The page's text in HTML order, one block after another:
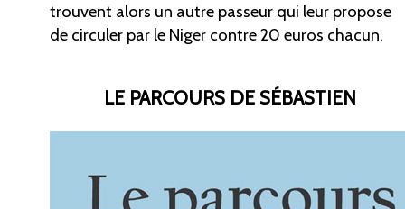
trouvent alors un autre passeur qui leur propose
de circuler par le Niger contre 20 euros chacun.
LE PARCOURS DE SÉBASTIEN